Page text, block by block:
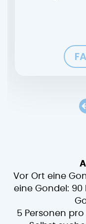
Vor Ort eine
eine Gondel: 90
5 Personen